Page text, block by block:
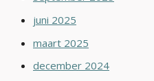
juni 2025
maart 2025
december 2024